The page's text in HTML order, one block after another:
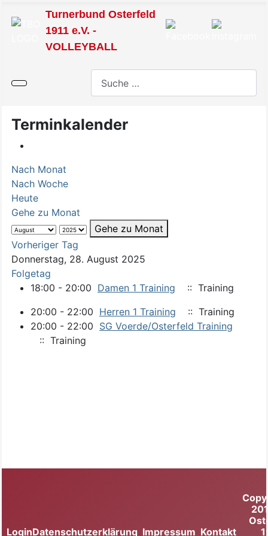
Turnerbund Osterfeld
1911 e.V. -
VOLLEYBALL
Terminkalender
Nach Monat
Nach Woche
Heute
Gehe zu Monat
Gehe zu Monat
Vorheriger Tag
Donnerstag, 28. August 2025
Folgetag
18:00 - 20:00 Damen 1 Training
:: Training
20:00 - 22:00 Herren 1 Training
:: Training
20:00 - 22:00 SG Voerde/Osterfeld Training
:: Training
LoginDatenschutzerklärung Impressum Kontakt